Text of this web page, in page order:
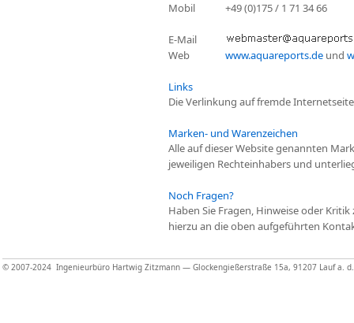
Mobil
+49 (0)175 / 1 71 34 66
E-Mail
Web
www.aquareports.deund
Links
Die Verlinkung auf fremde
Marken- und Warenzeichen
Alle auf dieser Website genannten
jeweiligen Rechteinhabers und
Noch Fragen?
Haben Sie Fragen, Hinweise oder
hierzu an die oben aufgeführten
© 2007-2024 Ingenieurbüro Hartwig Zitzmann — Glockengießerstraße 15a, 91207 Lauf a.